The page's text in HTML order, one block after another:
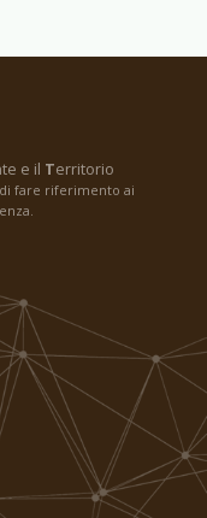
e il Territorio
fare riferimento ai